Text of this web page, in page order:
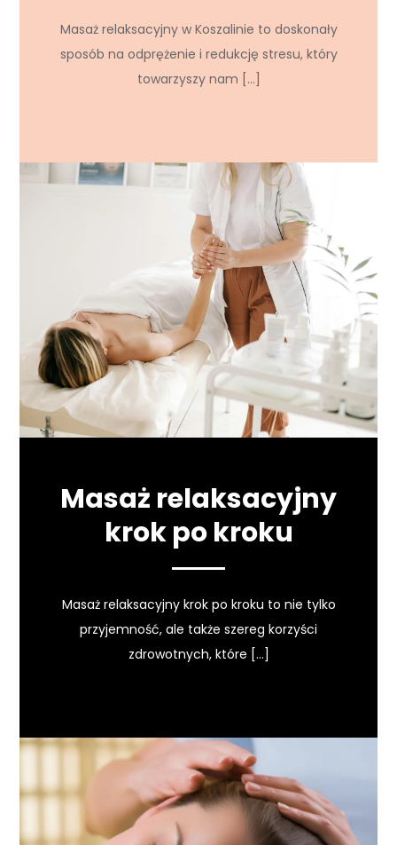
Masaż relaksacyjny w Koszalinie to doskonały
sposób na odprężenie i redukcję stresu, który
towarzyszy nam […]
Masaż relaksacyjny
krok po kroku
Masaż relaksacyjny krok po kroku to nie tylko
przyjemność, ale także szereg korzyści
zdrowotnych, które […]